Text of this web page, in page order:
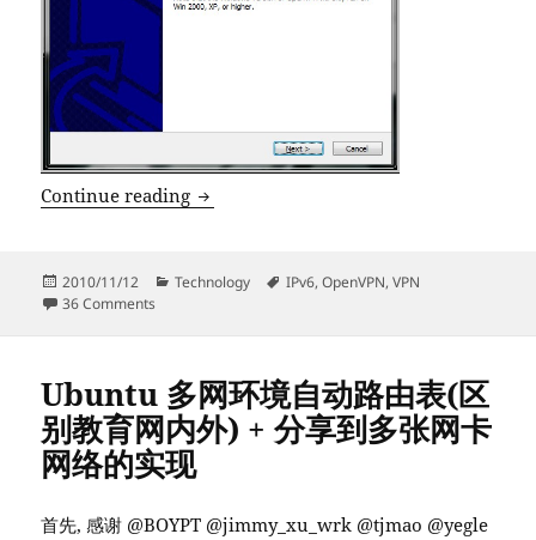
Continue reading [多图]Windows 平台 OpenVPN (IPv4/
Posted
on
2010/11/12 Categories
Technology Tags
IPv6,OpenVPN,VPN
36 Comments
Ubuntu 多网环境自动路由表(区
别教育网内外) + 分享到多张网卡
网络的实现
首先, 感谢 @BOYPT @jimmy_xu_wrk @tjmao @yegle